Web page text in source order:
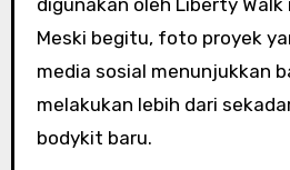
digunakan oleh Liberty
Meski begitu, foto proyek
media sosial menunjukkan
melakukan lebih dari
bodykit baru.